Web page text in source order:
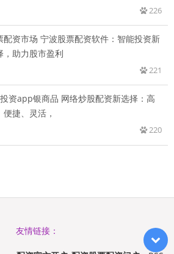
226
配资市场 宁波股票配资软件：智能投资新
，助力股市盈利
221
资app银商品 网络炒股配资新选择：高
便捷、灵活，
220
友情链接：